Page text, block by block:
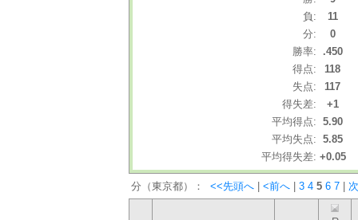
負:
11
分:
0
勝率:
.450
得点:
118
失点:
117
得失差:
+1
平均得点: 5.90
平均失点: 5.85
平均得失差: +0.05
分（東京都）： <<先頭へ <前へ 3 4 5 6 7